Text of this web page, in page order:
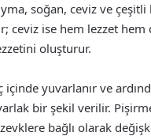
soğan, ceviz ve çeşitli
ise hem lezzet hem
oluşturur.
yuvarlanır ve
bir şekil verilir.
bağlı olarak